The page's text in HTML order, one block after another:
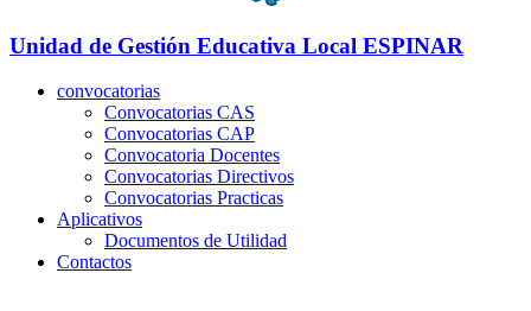
Unidad de Gestión Educativa Local ESPINAR
convocatorias
Convocatorias CAS
Convocatorias CAP
Convocatoria Docentes
Convocatorias Directivos
Convocatorias Practicas
Aplicativos
Documentos de Utilidad
Contactos